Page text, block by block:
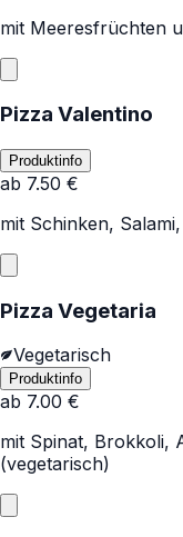
mit Meeresfrüchten
Pizza Valentino
Produktinfo
ab 7.50 €
mit Schinken,
Pizza Vegetaria
Vegetarisch
Produktinfo
ab 7.00 €
mit Spinat, Brokkoli,
(vegetarisch)